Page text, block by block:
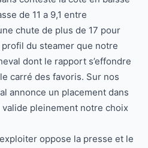
de 11 a 9,1 entre
chute de plus de 17 pour
profil du steamer que notre
dont le rapport s’effondre
carré des favoris. Sur nos
annonce un placement dans
pleinement notre choix
oppose la presse et le